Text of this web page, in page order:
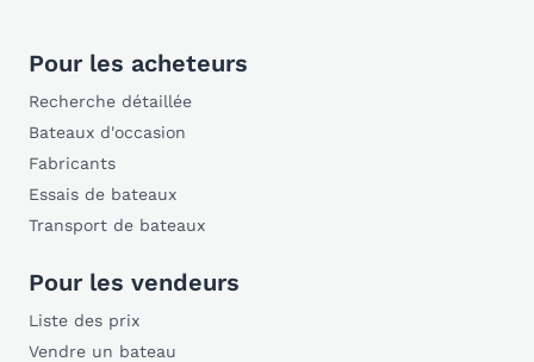
Pour les acheteurs
Recherche détaillée
Bateaux d'occasion
Fabricants
Essais de bateaux
Transport de bateaux
Pour les vendeurs
Liste des prix
Vendre un bateau